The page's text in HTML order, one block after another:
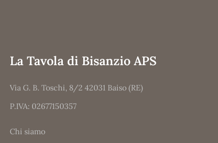
La Tavola di Bisanzio APS
Via G. B. Toschi, 8/2 42031 Baiso (RE)
P.IVA: 02677150357
Chi siamo